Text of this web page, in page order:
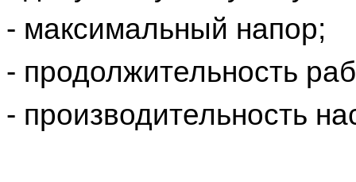
- максимальный напор;
- продолжительность
- производительность